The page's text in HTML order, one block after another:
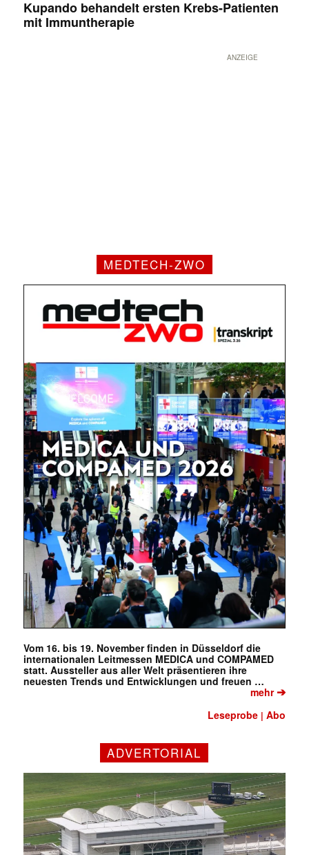
Kupando behandelt ersten Krebs-Patienten
mit Immuntherapie
ANZEIGE
MEDTECH-ZWO
Vom 16. bis 19. November finden in Düsseldorf die
internationalen Leitmessen MEDICA und COMPAMED
statt. Aussteller aus aller Welt präsentieren ihre
neuesten Trends und Entwicklungen und freuen …
mehr➔
Leseprobe |Abo
ADVERTORIAL